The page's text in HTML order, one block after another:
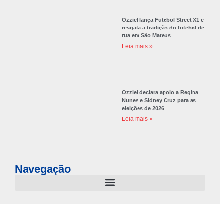
Ozziel lança Futebol Street X1 e
resgata a tradição do futebol de
rua em São Mateus
Leia mais »
Ozziel declara apoio a Regina
Nunes e Sidney Cruz para as
eleições de 2026
Leia mais »
Navegação